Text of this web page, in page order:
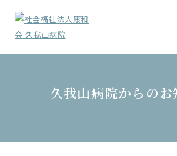
久我山病院からのお